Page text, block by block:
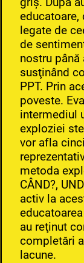
legate de
de
nostru
susţinând
PPT. Prin
poveste.
intermediul
exploziei
vor afla
metoda
CÂND?,
activ la
au reţinut
completări
lacune.